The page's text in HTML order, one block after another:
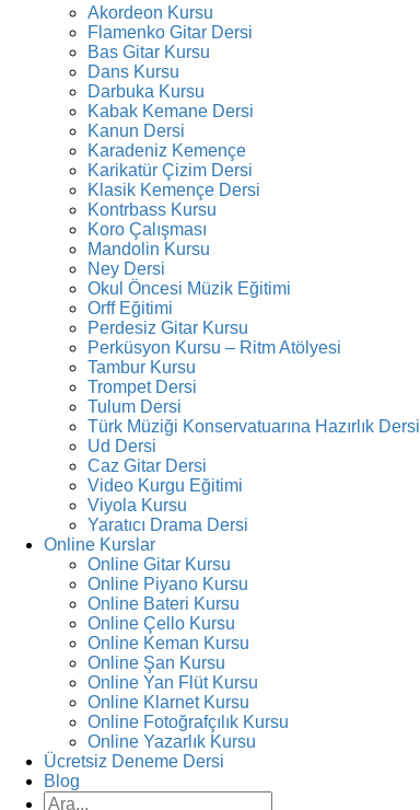
Akordeon Kursu
Flamenko Gitar Dersi
Bas Gitar Kursu
Dans Kursu
Darbuka Kursu
Kabak Kemane Dersi
Kanun Dersi
Karadeniz Kemençe
Karikatür Çizim Dersi
Klasik Kemençe Dersi
Kontrbass Kursu
Koro Çalışması
Mandolin Kursu
Ney Dersi
Okul Öncesi Müzik Eğitimi
Orff Eğitimi
Perdesiz Gitar Kursu
Perküsyon Kursu – Ritm Atölyesi
Tambur Kursu
Trompet Dersi
Tulum Dersi
Türk Müziği Konservatuarına Hazırlık Dersi
Ud Dersi
Caz Gitar Dersi
Video Kurgu Eğitimi
Viyola Kursu
Yaratıcı Drama Dersi
Online Kurslar
Online Gitar Kursu
Online Piyano Kursu
Online Bateri Kursu
Online Çello Kursu
Online Keman Kursu
Online Şan Kursu
Online Yan Flüt Kursu
Online Klarnet Kursu
Online Fotoğrafçılık Kursu
Online Yazarlık Kursu
Ücretsiz Deneme Dersi
Blog
Ara: